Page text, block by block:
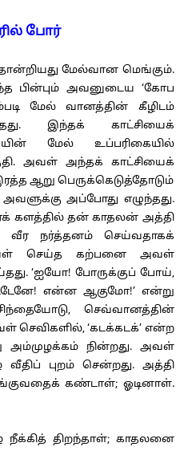
போர்
மேல்வான மெங்கும்.
பின்பும் அவனுடைய ‘கோப
மேல் வானத்தின் கீழிடம்
இந்தக் காட்சியைக்
மேல் உப்பரிகையில்
அவள் அந்தக் காட்சியைக்
ஆறு பெருக்கெடுத்தோடும்
அப்போது எழுந்தது.
களத்தில் தன் காதலன் அத்தி
வீர நர்த்தனம் செய்வதாகக்
செய்த கற்பனை அவள்
‘ஐயோ! போருக்குப் போய்,
என்ன ஆகுமோ!’ என்று
செவ்வானத்தின்
செவிகளில், ‘கடக்கடக்’ என்ற
அம்முழக்கம் நின்றது. அவள்
வீதிப் புறம் சென்றது. அத்தி
கண்டாள்; ஓடினாள்.
திறந்தாள்; காதலனை